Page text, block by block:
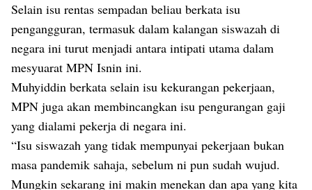
Selain isu rentas sempadan beliau berkata isu
pengangguran, termasuk dalam kalangan siswazah di
negara ini turut menjadi antara intipati utama dalam
mesyuarat MPN Isnin ini.
Muhyiddin berkata selain isu kekurangan pekerjaan,
MPN juga akan membincangkan isu pengurangan gaji
yang dialami pekerja di negara ini.
“Isu siswazah yang tidak mempunyai pekerjaan bukan
masa pandemik sahaja, sebelum ni pun sudah wujud.
Mungkin sekarang ini makin menekan dan apa yang kita